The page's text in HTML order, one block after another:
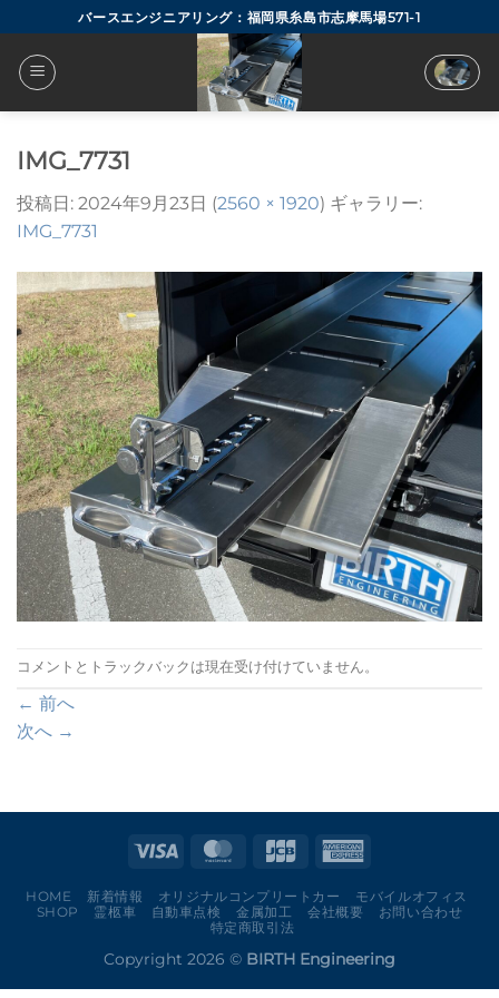
to
content
バースエンジニアリング：福岡県糸島市志摩馬場571-1
IMG_7731
投稿日: 2024年9月23日 (2560 × 1920) ギャラリー:
IMG_7731
コメントとトラックバックは現在受け付けていません。
← 前へ
次へ →
HOME 新着情報 オリジナルコンプリートカー
モバイルオフィス
SHOP
霊柩車 自動車点検 金属加工 会社概要
お問い合わせ
特定商取引法
Copyright 2026 © BIRTH Engineering